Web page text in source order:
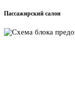
Пассажирский салон